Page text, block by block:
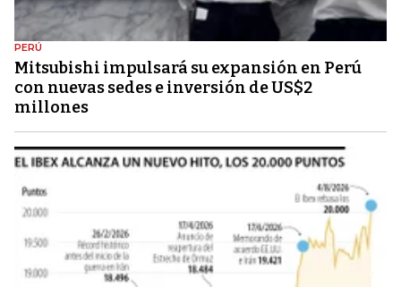
PERÚ
Mitsubishi impulsará su expansión en Perú
con nuevas sedes e inversión de US$2
millones